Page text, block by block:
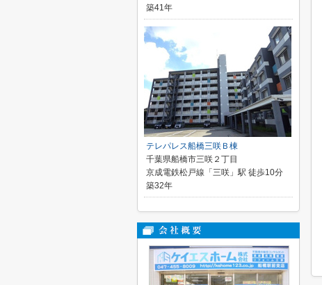
築41年
テレパレス船橋三咲Ｂ棟
千葉県船橋市三咲２丁目
京成電鉄松戸線「三咲」駅 徒歩10分
築32年